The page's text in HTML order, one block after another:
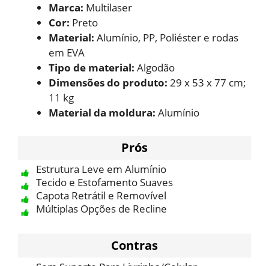
Marca: Multilaser
Cor: Preto
Material: Alumínio, PP, Poliéster e rodas
em EVA
Tipo de material: Algodão
Dimensões do produto: 29 x 53 x 77 cm;
11 kg
Material da moldura: Alumínio
Prós
Estrutura Leve em Alumínio
Tecido e Estofamento Suaves
Capota Retrátil e Removível
Múltiplas Opções de Recline
Contras